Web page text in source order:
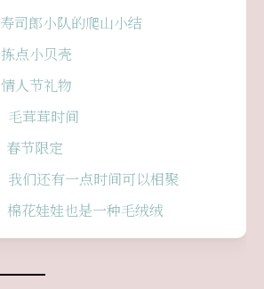
寿司郎小队的爬山小结
拣点小贝壳
情人节礼物
毛茸茸时间
春节限定
我们还有一点时间可以相聚
棉花娃娃也是一种毛绒绒